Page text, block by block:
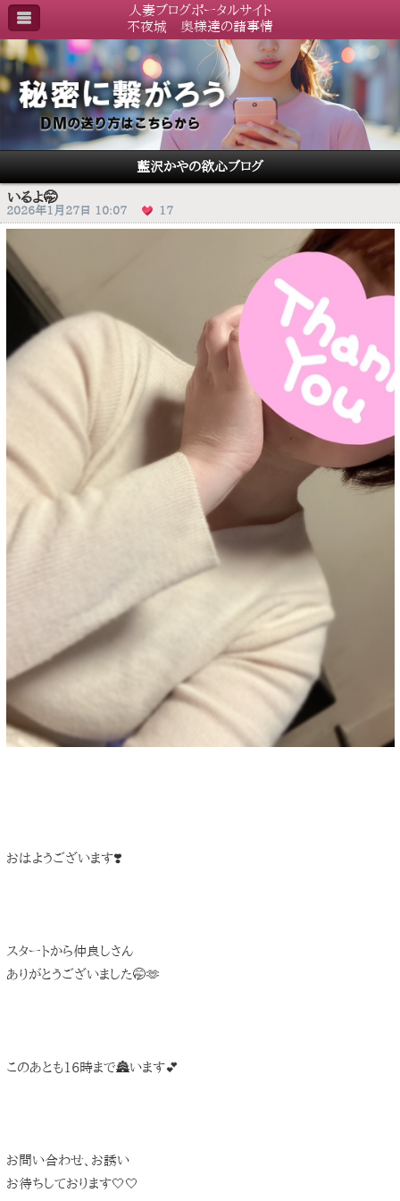
人妻ブログポータルサイト
不夜城 奥様達の諸事情
藍沢かやの欲心ブログ
いるよ🤭
2026年1月27日 10:07 17
おはようございます❣️
スタートから仲良しさん
ありがとうございました🤭🫶
このあとも16時まで🏯います💕
お問い合わせ、お誘い
お待ちしております🤍🤍